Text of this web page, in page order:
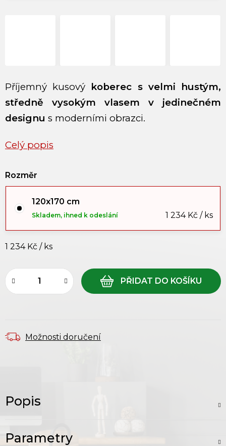
Příjemný kusový koberec s velmi hustým,
středně vysokým vlasem v jedinečném
designu s moderními obrazci.
Celý popis
Rozměr
120x170 cm
Skladem, ihned k odeslání 1 234 Kč / ks
1 234 Kč / ks
Možnosti doručení
Popis
Parametry